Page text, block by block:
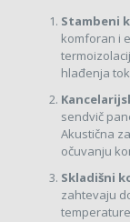
Stambeni
komforan i
hlađenja
sendvič
Akustična
očuvanju
Skladišni
zahtevaju